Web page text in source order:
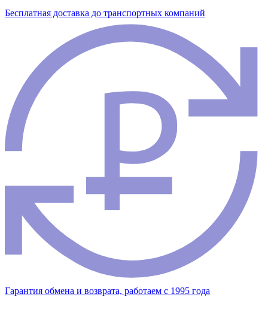
Бесплатная доставка до транспортных компаний
Гарантия обмена и возврата, работаем с 1995 года